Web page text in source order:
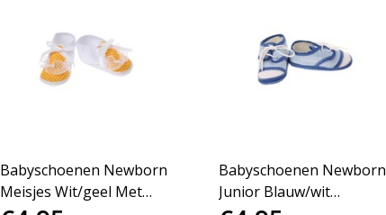
Babyschoenen Newborn
Meisjes Wit/geel Met
Babyschoenen Newborn
Junior Blauw/wit